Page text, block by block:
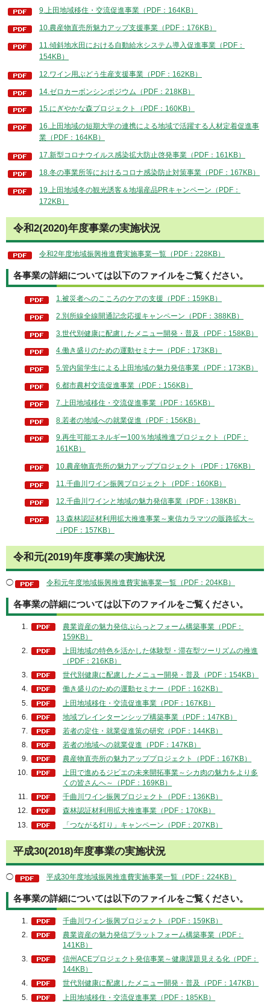
9.上田地域移住・交流促進事業（PDF：164KB）
10.農産物直売所魅力アップ支援事業（PDF：176KB）
11.傾斜地水田における自動給水システム導入促進事業（PDF：
154KB）
12.ワイン用ぶどう生産支援事業（PDF：162KB）
14.ゼロカーボンシンポジウム（PDF：218KB）
15.にぎやかな森プロジェクト（PDF：160KB）
16.上田地域の短期大学の連携による地域で活躍する人材定着促進事
業（PDF：164KB）
17.新型コロナウイルス感染拡大防止啓発事業（PDF：161KB）
18.冬の事業所等におけるコロナ感染防止対策事業（PDF：167KB）
19.上田地域冬の観光誘客＆地場産品PRキャンペーン（PDF：
172KB）
令和2(2020)年度事業の実施状況
令和2年度地域振興推進費実施事業一覧（PDF：228KB）
各事業の詳細については以下のファイルをご覧ください。
1.被災者へのこころのケアの支援（PDF：159KB）
2.別所線全線開通記念応援キャンペーン（PDF：388KB）
3.世代別健康に配慮したメニュー開発・普及（PDF：158KB）
4.働き盛りのための運動セミナー（PDF：173KB）
5.管内留学生による上田地域の魅力発信事業（PDF：173KB）
6.都市農村交流促進事業（PDF：156KB）
7.上田地域移住・交流促進事業（PDF：165KB）
8.若者の地域への就業促進（PDF：156KB）
9.再生可能エネルギー100％地域推進プロジェクト（PDF：
161KB）
10.農産物直売所の魅力アッププロジェクト（PDF：176KB）
11.千曲川ワイン振興プロジェクト（PDF：160KB）
12.千曲川ワインと地域の魅力発信事業（PDF：138KB）
13.森林認証材利用拡大推進事業～東信カラマツの販路拡大～
（PDF：157KB）
令和元(2019)年度事業の実施状況
◯ 令和元年度地域振興推進費実施事業一覧（PDF：204KB）
各事業の詳細については以下のファイルをご覧ください。
農業資産の魅力発信ぷらっとフォーム構築事業（PDF：
159KB）
上田地域の特色を活かした体験型・滞在型ツーリズムの推進
（PDF：216KB）
世代別健康に配慮したメニュー開発・普及（PDF：154KB）
働き盛りのための運動セミナー（PDF：162KB）
上田地域移住・交流促進事業（PDF：167KB）
地域プレインターンシップ構築事業（PDF：147KB）
若者の定住・就業促進策の研究（PDF：144KB）
若者の地域への就業促進（PDF：147KB）
農産物直売所の魅力アッププロジェクト（PDF：167KB）
上田で進めるジビエの未来開拓事業～シカ肉の魅力をより多
くの皆さんへ～（PDF：169KB）
千曲川ワイン振興プロジェクト（PDF：136KB）
森林認証材利用拡大推進事業（PDF：170KB）
「つながる灯り」キャンペーン（PDF：207KB）
平成30(2018)年度事業の実施状況
◯ 平成30年度地域振興推進費実施事業一覧（PDF：224KB）
各事業の詳細については以下のファイルをご覧ください。
千曲川ワイン振興プロジェクト（PDF：159KB）
農業資産の魅力発信プラットフォーム構築事業（PDF：
141KB）
信州ACEプロジェクト発信事業～健康課題見える化（PDF：
144KB）
世代別健康に配慮したメニュー開発・普及（PDF：147KB）
上田地域移住・交流促進事業（PDF：185KB）